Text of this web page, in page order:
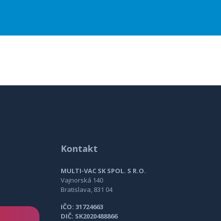
+180 °C ,4póly, AC motor, 230V
+180 °C ,4póly, AC motor, 400V
Kontakt
MULTI-VAC SK SPOL. S R.O.
Vajnorská 140
Bratislava, 831 04
IČO: 31724663
DIČ: SK2020488866